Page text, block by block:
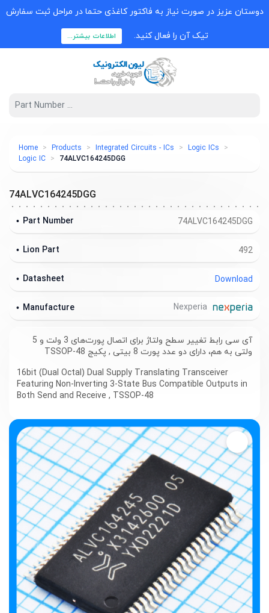
دوستان عزیز در صورت نیاز به فاکتور کاغذی حتما در مراحل ثبت سفارش
تیک آن را فعال کنید. اطلاعات بیشتر...
Home Products Integrated Circuits - ICs
Logic ICs
Logic IC
74ALVC164245DGG
74ALVC164245DGG
74ALVC164245DGG
Part Number
492
Lion Part
Download
Datasheet
Manufacture
آی سی رابط تغییر سطح ولتاژ برای اتصال پورت‌های 3 ولت و 5
ولتی به هم، دارای دو عدد پورت 8 بیتی , پکیج TSSOP-48
16bit (Dual Octal) Dual Supply Translating Transceiver
Featuring Non-Inverting 3-State Bus Compatible Outputs in
Both Send and Receive , TSSOP-48